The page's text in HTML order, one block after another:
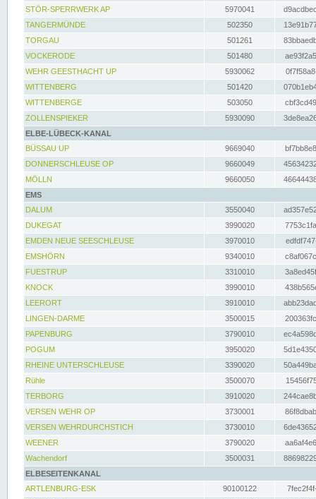
STÖR-SPERRWERK AP 5970041
TANGERMÜNDE
502350
TORGAU
501261
VOCKERODE
501480
WEHR GEESTHACHT UP
5930062
WITTENBERG
501420
WITTENBERGE
503050
ZOLLENSPIEKER
5930090
ELBE-LÜBECK-KANAL
BÜSSAU UP
9669040
DONNERSCHLEUSE OP
9660049
MÖLLN
9660050
EMS
DALUM
3550040
DUKEGAT
3990020
EMDEN NEUE SEESCHLEUSE
3970010
EMSHÖRN
9340010
FUESTRUP
3310010
KNOCK
3990010
LEERORT
3910010
LINGEN-DARME
3500015
PAPENBURG
3790010
POGUM
3950020
RHEINE UNTERSCHLEUSE
3390020
Rühle
3500070
TERBORG
3910020
VERSEN WEHR OP
3730001
VERSEN WEHRDURCHSTICH
3730010
WEENER
3790020
Wachendorf
3500031
ELBESEITENKANAL
ARTLENBURG-ESK
90100122